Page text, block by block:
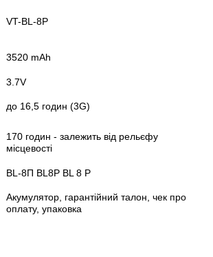
VT-BL-8P
3520 mAh
3.7V
до 16,5 годин (3G)
170 годин - залежить від рельєфу
місцевості
BL-8П BL8P BL 8 P
Акумулятор, гарантійний талон, чек про
оплату, упаковка